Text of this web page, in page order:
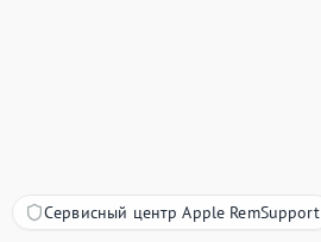
Сервисный центр Apple RemSupport